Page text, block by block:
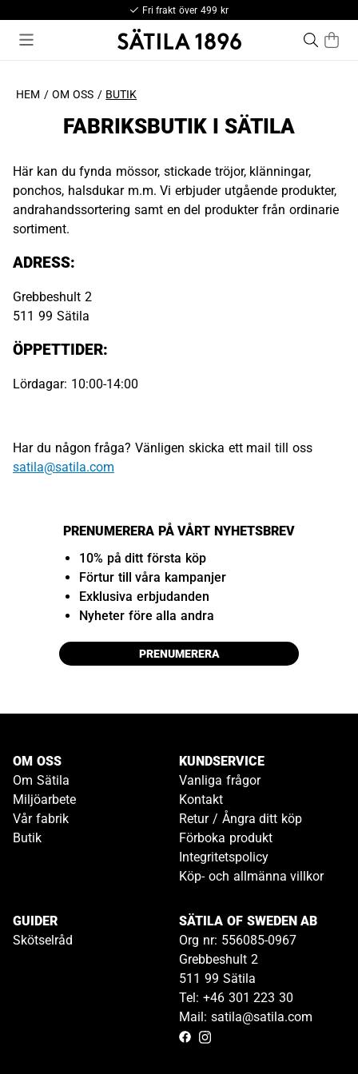
Fri frakt över 499 kr
HEM OM OSS BUTIK
FABRIKSBUTIK I SÄTILA
Här kan du fynda mössor, stickade tröjor, klänningar,
ponchos, halsdukar m.m. Vi erbjuder utgående produkter,
andrahandssortering samt en del produkter från ordinarie
sortiment.
ADRESS:
Grebbeshult 2
511 99 Sätila
ÖPPETTIDER:
Lördagar: 10:00-14:00
Har du någon fråga? Vänligen skicka ett mail till oss
satila@satila.com
PRENUMERERA PÅ VÅRT NYHETSBREV
10% på ditt första köp
Förtur till våra kampanjer
Exklusiva erbjudanden
Nyheter före alla andra
PRENUMERERA
OM OSS
Om Sätila
Miljöarbete
Vår fabrik
Butik
KUNDSERVICE
Vanliga frågor
Kontakt
Retur / Ångra ditt köp
Förboka produkt
Integritetspolicy
Köp- och allmänna villkor
GUIDER
Skötselråd
SÄTILA OF SWEDEN AB
Org nr: 556085-0967
Grebbeshult 2
511 99 Sätila
Tel: +46 301 223 30
Mail: satila@satila.com